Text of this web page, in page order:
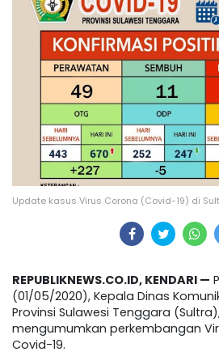
Update kasus Virus Corona (Covid-19) di
REPUBLIKNEWS.CO.ID, KENDARI —
(01/05/2020), Kepala Dinas
Provinsi Sulawesi Tenggara
mengumumkan perkembangan
Covid-19.